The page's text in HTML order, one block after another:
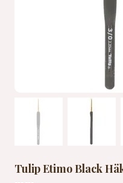
Tulip Etimo Black